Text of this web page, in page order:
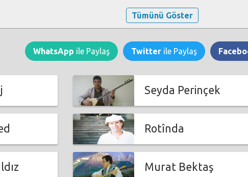
Tümünü Göster
WhatsApp ile Paylaş Twitterile Paylaş
Seyda Perinçek
Rotînda
Murat Bektaş